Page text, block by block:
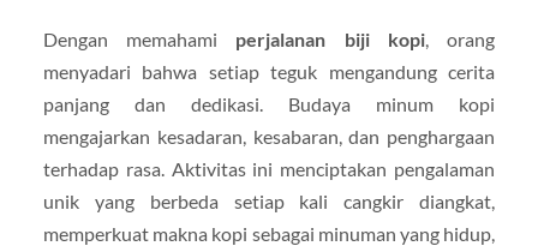
Dengan memahami perjalanan biji kopi, orang
menyadari bahwa setiap teguk mengandung cerita
panjang dan dedikasi. Budaya minum kopi
mengajarkan kesadaran, kesabaran, dan penghargaan
terhadap rasa. Aktivitas ini menciptakan pengalaman
unik yang berbeda setiap kali cangkir diangkat,
memperkuat makna kopi sebagai minuman yang hidup,